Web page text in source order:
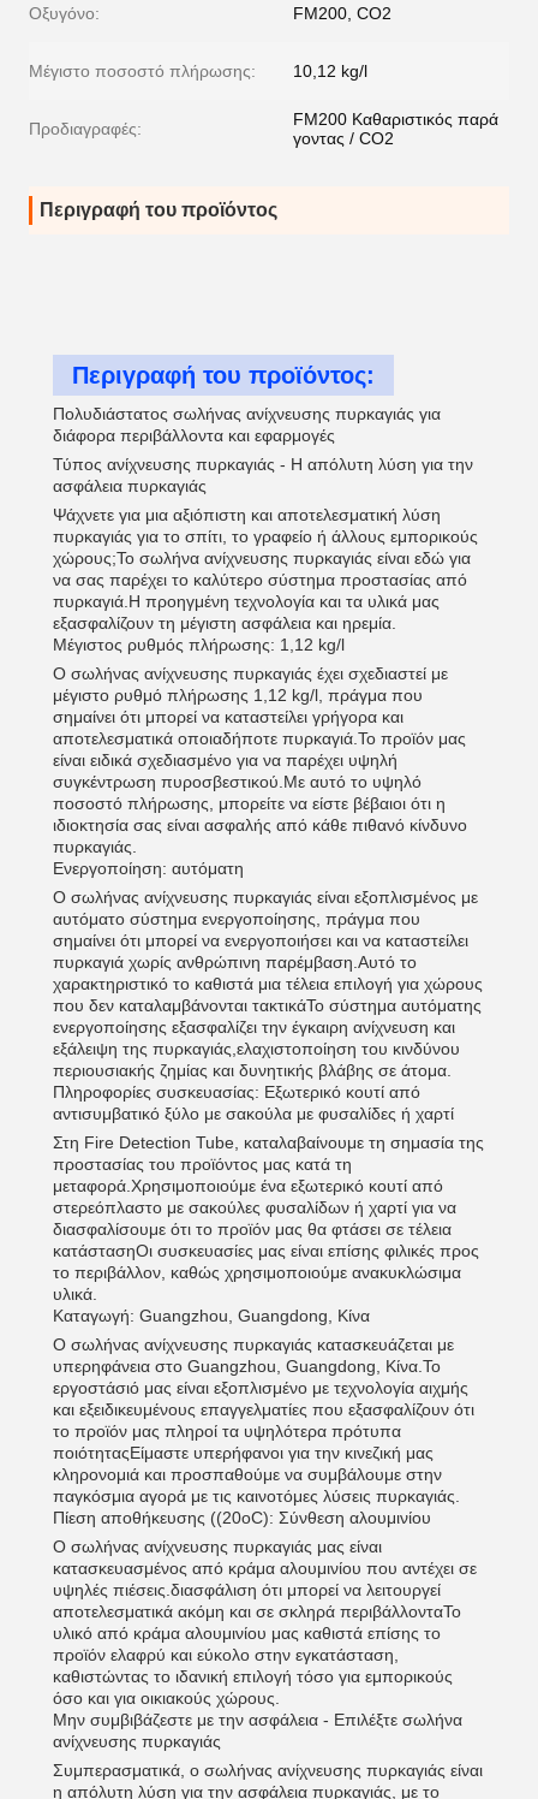
Οξυγόνο: FM200, CO2
Μέγιστο ποσοστό πλήρωσης: 10,12 kg/l
Προδιαγραφές:
FM200 Καθαριστικός παρά
γοντας / CO2
Περιγραφή του προϊόντος
Περιγραφή του προϊόντος:
Πολυδιάστατος σωλήνας ανίχνευσης πυρκαγιάς για
διάφορα περιβάλλοντα και εφαρμογές
Τύπος ανίχνευσης πυρκαγιάς - Η απόλυτη λύση για την
ασφάλεια πυρκαγιάς
Ψάχνετε για μια αξιόπιστη και αποτελεσματική λύση
πυρκαγιάς για το σπίτι, το γραφείο ή άλλους εμπορικούς
χώρους;Το σωλήνα ανίχνευσης πυρκαγιάς είναι εδώ για
να σας παρέχει το καλύτερο σύστημα προστασίας από
πυρκαγιά.Η προηγμένη τεχνολογία και τα υλικά μας
εξασφαλίζουν τη μέγιστη ασφάλεια και ηρεμία.
Μέγιστος ρυθμός πλήρωσης: 1,12 kg/l
Ο σωλήνας ανίχνευσης πυρκαγιάς έχει σχεδιαστεί με
μέγιστο ρυθμό πλήρωσης 1,12 kg/l, πράγμα που
σημαίνει ότι μπορεί να καταστείλει γρήγορα και
αποτελεσματικά οποιαδήποτε πυρκαγιά.Το προϊόν μας
είναι ειδικά σχεδιασμένο για να παρέχει υψηλή
συγκέντρωση πυροσβεστικού.Με αυτό το υψηλό
ποσοστό πλήρωσης, μπορείτε να είστε βέβαιοι ότι η
ιδιοκτησία σας είναι ασφαλής από κάθε πιθανό κίνδυνο
πυρκαγιάς.
Ενεργοποίηση: αυτόματη
Ο σωλήνας ανίχνευσης πυρκαγιάς είναι εξοπλισμένος με
αυτόματο σύστημα ενεργοποίησης, πράγμα που
σημαίνει ότι μπορεί να ενεργοποιήσει και να καταστείλει
πυρκαγιά χωρίς ανθρώπινη παρέμβαση.Αυτό το
χαρακτηριστικό το καθιστά μια τέλεια επιλογή για χώρους
που δεν καταλαμβάνονται τακτικάΤο σύστημα αυτόματης
ενεργοποίησης εξασφαλίζει την έγκαιρη ανίχνευση και
εξάλειψη της πυρκαγιάς,ελαχιστοποίηση του κινδύνου
περιουσιακής ζημίας και δυνητικής βλάβης σε άτομα.
Πληροφορίες συσκευασίας: Εξωτερικό κουτί από
αντισυμβατικό ξύλο με σακούλα με φυσαλίδες ή χαρτί
Στη Fire Detection Tube, καταλαβαίνουμε τη σημασία της
προστασίας του προϊόντος μας κατά τη
μεταφορά.Χρησιμοποιούμε ένα εξωτερικό κουτί από
στερεόπλαστο με σακούλες φυσαλίδων ή χαρτί για να
διασφαλίσουμε ότι το προϊόν μας θα φτάσει σε τέλεια
κατάστασηΟι συσκευασίες μας είναι επίσης φιλικές προς
το περιβάλλον, καθώς χρησιμοποιούμε ανακυκλώσιμα
υλικά.
Καταγωγή: Guangzhou, Guangdong, Κίνα
Ο σωλήνας ανίχνευσης πυρκαγιάς κατασκευάζεται με
υπερηφάνεια στο Guangzhou, Guangdong, Κίνα.Το
εργοστάσιό μας είναι εξοπλισμένο με τεχνολογία αιχμής
και εξειδικευμένους επαγγελματίες που εξασφαλίζουν ότι
το προϊόν μας πληροί τα υψηλότερα πρότυπα
ποιότηταςΕίμαστε υπερήφανοι για την κινεζική μας
κληρονομιά και προσπαθούμε να συμβάλουμε στην
παγκόσμια αγορά με τις καινοτόμες λύσεις πυρκαγιάς.
Πίεση αποθήκευσης ((20oC): Σύνθεση αλουμινίου
Ο σωλήνας ανίχνευσης πυρκαγιάς μας είναι
κατασκευασμένος από κράμα αλουμινίου που αντέχει σε
υψηλές πιέσεις.διασφάλιση ότι μπορεί να λειτουργεί
αποτελεσματικά ακόμη και σε σκληρά περιβάλλονταΤο
υλικό από κράμα αλουμινίου μας καθιστά επίσης το
προϊόν ελαφρύ και εύκολο στην εγκατάσταση,
καθιστώντας το ιδανική επιλογή τόσο για εμπορικούς
όσο και για οικιακούς χώρους.
Μην συμβιβάζεστε με την ασφάλεια - Επιλέξτε σωλήνα
ανίχνευσης πυρκαγιάς
Συμπερασματικά, ο σωλήνας ανίχνευσης πυρκαγιάς είναι
η απόλυτη λύση για την ασφάλεια πυρκαγιάς, με το